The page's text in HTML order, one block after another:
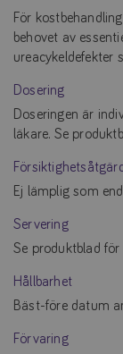
För
behovet av
ureacykeldefekter
Dosering
Doseringen är
läkare. Se
Ej lämplig som
Servering
Se produktblad
Hållbarhet
Bäst-före datum
Förvaring